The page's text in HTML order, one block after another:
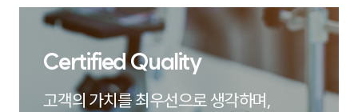
Certified Quality
고객의 가치를 최우선으로 생각하며,